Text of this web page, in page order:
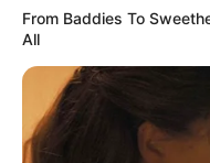
From Baddies To
All